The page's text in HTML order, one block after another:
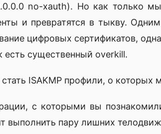
no-xauth). Но как только
и превратятся в тыкву.
цифровых сертификатов,
есть существенный overkill.
ISAKMP профили, о которых
с которыми вы
выполнить пару лишних